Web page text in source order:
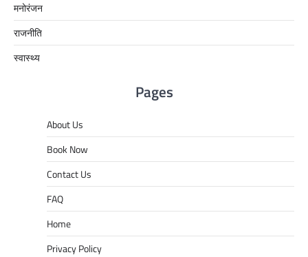
मनोरंजन
राजनीति
स्वास्थ्य
Pages
About Us
Book Now
Contact Us
FAQ
Home
Privacy Policy